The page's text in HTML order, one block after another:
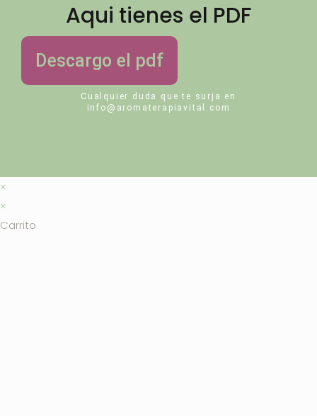
Aqui tienes el PDF
Descargo el pdf
Cualquier duda que te surja en
info@aromaterapiavital.com
×
×
Carrito